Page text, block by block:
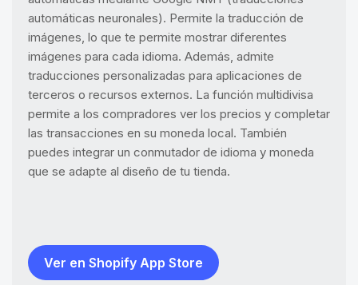
automáticas neuronales). Permite la traducción de
imágenes, lo que te permite mostrar diferentes
imágenes para cada idioma. Además, admite
traducciones personalizadas para aplicaciones de
terceros o recursos externos. La función multidivisa
permite a los compradores ver los precios y completar
las transacciones en su moneda local. También
puedes integrar un conmutador de idioma y moneda
que se adapte al diseño de tu tienda.
Ver en Shopify App Store